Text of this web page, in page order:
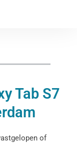
Tab S7
of